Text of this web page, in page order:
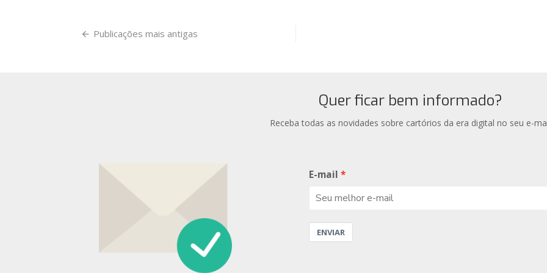
Navegação
Publicações mais antigas
Quer ficar bem informado?
Receba todas as novidades sobre cartórios da era digital no seu e-
E-mail
ENVIAR